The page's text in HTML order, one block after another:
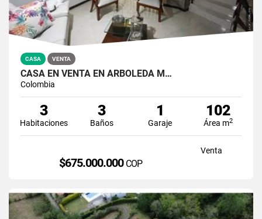
CASA VENTA
CASA EN VENTA EN ARBOLEDA M…
Colombia
3
Habitaciones
3
Baños
1
Garaje
102
Área m2
Venta
$675.000.000 COP